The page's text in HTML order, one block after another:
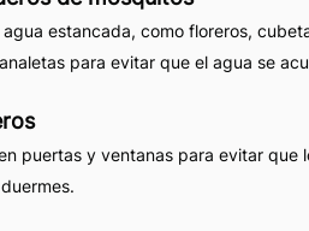
estancada, como floreros,
para evitar que el agua se
puertas y ventanas para evitar